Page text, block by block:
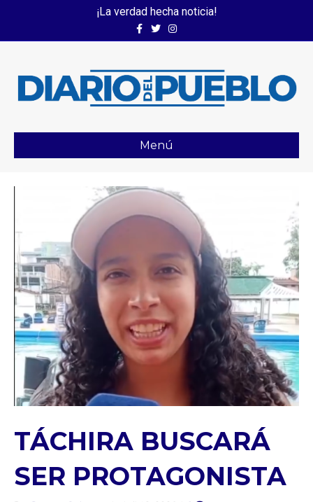
¡La verdad hecha noticia!
FacebookTwitterInstagram
Menú
TÁCHIRA BUSCARÁ
SER PROTAGONISTA